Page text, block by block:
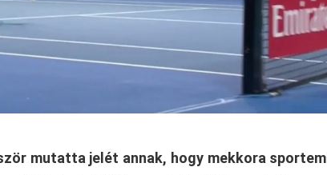
mutatta jelét annak, hogy mekkora